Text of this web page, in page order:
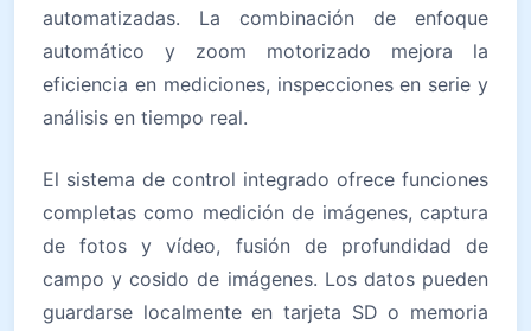
automatizadas. La combinación de enfoque
automático y zoom motorizado mejora la
eficiencia en mediciones, inspecciones en serie y
análisis en tiempo real.
El sistema de control integrado ofrece funciones
completas como medición de imágenes, captura
de fotos y vídeo, fusión de profundidad de
campo y cosido de imágenes. Los datos pueden
guardarse localmente en tarjeta SD o memoria